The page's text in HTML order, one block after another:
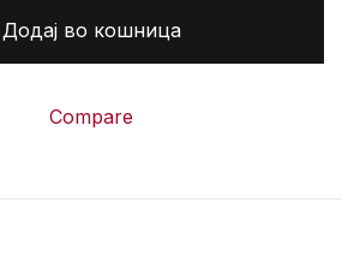
Додај во кошница
Compare